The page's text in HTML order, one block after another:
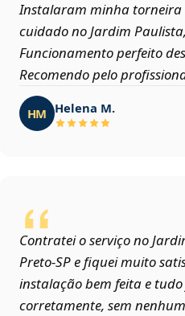
Instalaram minha torneira
cuidado no Jardim
Funcionamento perfeito
Recomendo pelo
HM Helena M.
Contratei o serviço no
Preto‑SP e fiquei muito
instalação bem feita e
corretamente, sem